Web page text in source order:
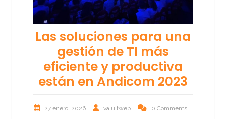
Las soluciones para una
gestión de TI más
eficiente y productiva
están en Andicom 2023
27 enero, 2026 valuitweb 0 Comments